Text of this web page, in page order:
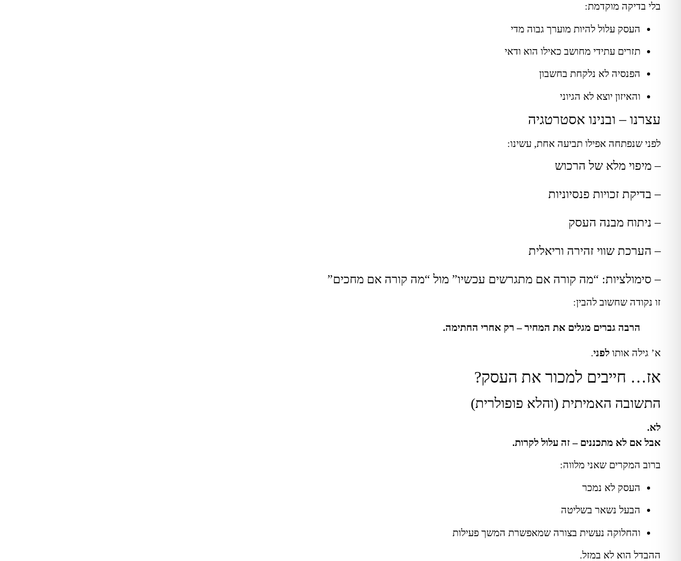
בלי בדיקה מוקדמת:
העסק עלול להיות מוערך גבוה מדי
תזרים עתידי מחושב כאילו הוא ודאי
הפנסיה לא נלקחת בחשבון
והאיזון יוצא לא הגיוני
עצרנו – ובנינו אסטרטגיה
לפני שנפתחה אפילו תביעה אחת, עשינו:
– מיפוי מלא של הרכוש
– בדיקת זכויות פנסיוניות
– ניתוח מבנה העסק
– הערכת שווי זהירה וריאלית
– סימולציות: “מה קורה אם מתגרשים עכשיו” מול “מה קורה אם מחכים”
זו נקודה שחשוב להבין:
הרבה גברים מגלים את המחיר – רק אחרי החתימה.
א’ גילה אותו לפני.
אז… חייבים למכור את העסק?
התשובה האמיתית (והלא פופולרית)
לא.
אבל אם לא מתכננים – זה עלול לקרות.
ברוב המקרים שאני מלווה:
העסק לא נמכר
הבעל נשאר בשליטה
והחלוקה נעשית בצורה שמאפשרת המשך פעילות
ההבדל הוא לא במזל.